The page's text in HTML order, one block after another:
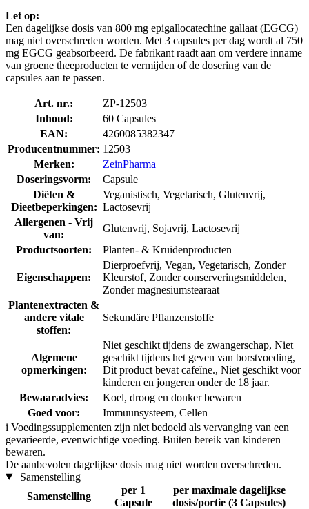
Let op:
Een dagelijkse dosis van 800 mg epigallocatechine gallaat (EGCG)
mag niet overschreden worden. Met 3 capsules per dag wordt al 750
mg EGCG geabsorbeerd. De fabrikant raadt aan om verdere inname
van groene theeproducten te vermijden of de dosering van de
capsules aan te passen.
Art. nr.:
ZP-12503
Inhoud:
60 Capsules
EAN:
4260085382347
Producentnummer: 12503
Merken:
ZeinPharma
Doseringsvorm:
Capsule
Diëten &
Dieetbeperkingen:
Veganistisch, Vegetarisch, Glutenvrij,
Lactosevrij
Allergenen - Vrij
van:
Glutenvrij, Sojavrij, Lactosevrij
Productsoorten:
Planten- & Kruidenproducten
Eigenschappen:
Dierproefvrij, Vegan, Vegetarisch, Zonder
Kleurstof, Zonder conserveringsmiddelen,
Zonder magnesiumstearaat
Plantenextracten &
andere vitale
stoffen:
Sekundäre Pflanzenstoffe
Algemene
opmerkingen:
Niet geschikt tijdens de zwangerschap, Niet
geschikt tijdens het geven van borstvoeding,
Dit product bevat cafeïne., Niet geschikt voor
kinderen en jongeren onder de 18 jaar.
Bewaaradvies:
Koel, droog en donker bewaren
Goed voor:
Immuunsysteem, Cellen
i Voedingssupplementen zijn niet bedoeld als vervanging van een
gevarieerde, evenwichtige voeding. Buiten bereik van kinderen
bewaren.
De aanbevolen dagelijkse dosis mag niet worden overschreden.
Samenstelling
Samenstelling
per 1
Capsule
per maximale dagelijkse
dosis/portie (3 Capsules)